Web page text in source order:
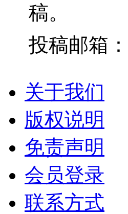
稿。
投稿邮箱：
关于我们
版权说明
免责声明
会员登录
联系方式